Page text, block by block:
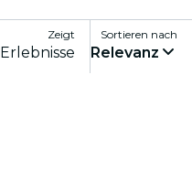
Zeigt
Erlebnisse
Sortieren nach
Relevanz